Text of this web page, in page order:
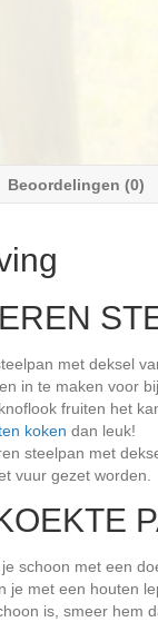
Beoordelingen (0)
met deksel
in te maken voor
fruiten het
koken dan leuk!
steelpan met
vuur gezet worden.
schoon met een
je met een houten
is, smeer hem